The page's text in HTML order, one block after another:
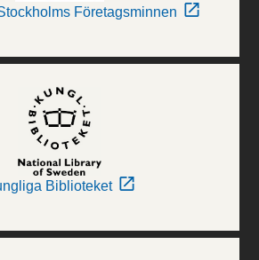
Företagsminnen
Biblioteket